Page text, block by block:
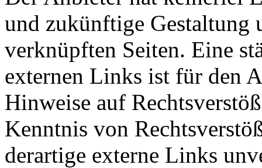
und zukünftige Gestaltung
verknüpften Seiten. Eine
externen Links ist für den
Hinweise auf
Kenntnis von
derartige externe Links